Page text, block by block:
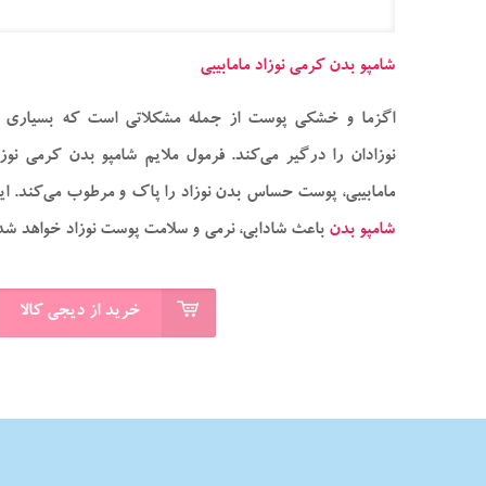
شامپو بدن کرمی نوزاد مامابیبی
اگزما و خشکی پوست از جمله مشکلاتی است که بسیاری
نوزادان را درگیر می‌کند. فرمول ملایم شامپو بدن کرمی
مامابیبی، پوست حساس بدن نوزاد را پاک و مرطوب می‌کند.
شامپو بدن باعث شادابی، نرمی و سلامت پوست نوزاد خواهد
خرید از دیجی کالا